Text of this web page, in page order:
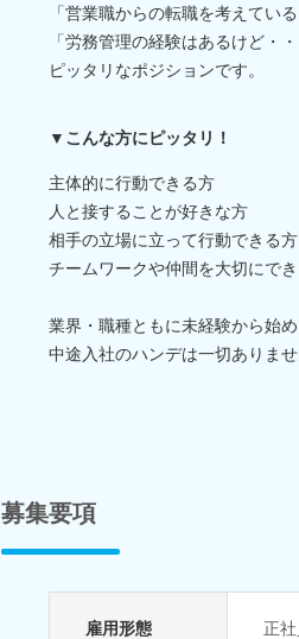
「営業職からの転職を考えてい
「労務管理の経験はあるけど・
ピッタリなポジションです。
▼こんな方にピッタリ！
主体的に行動できる方
人と接することが好きな方
相手の立場に立って行動できる方
チームワークや仲間を大切にで
業界・職種ともに未経験から始
中途入社のハンデは一切ありま
募集要項
雇用形態 正